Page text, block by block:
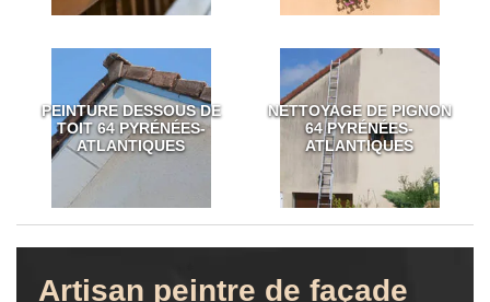
PEINTURE DESSOUS DE
TOIT 64 PYRÉNÉES-
ATLANTIQUES
NETTOYAGE DE PIGNON
64 PYRÉNÉES-
ATLANTIQUES
Artisan peintre de façade